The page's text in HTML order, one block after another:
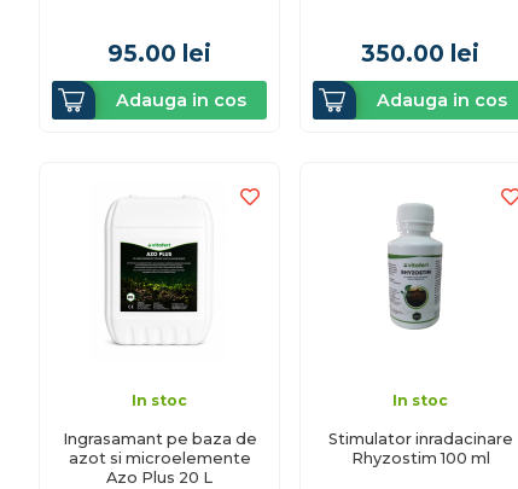
95.00 lei
Adauga in cos
350.00 lei
Adauga in cos
In stoc
Ingrasamant pe baza de
azot si microelemente
Azo Plus 20 L
In stoc
Stimulator inradacinare
Rhyzostim 100 ml